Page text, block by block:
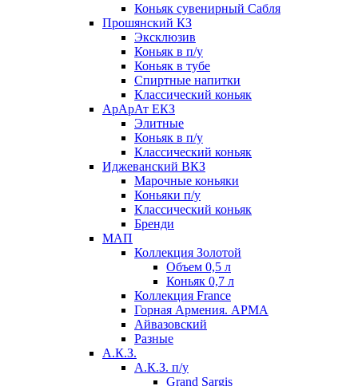
Коньяк сувенирный Сабля
Прошянский КЗ
Эксклюзив
Коньяк в п/у
Коньяк в тубе
Спиртные напитки
Классический коньяк
АрАрАт ЕКЗ
Элитные
Коньяк в п/у
Классический коньяк
Иджеванский ВКЗ
Марочные коньяки
Коньяки п/у
Классический коньяк
Бренди
МАП
Коллекция Золотой
Объем 0,5 л
Коньяк 0,7 л
Коллекция France
Горная Армения. АРМА
Айвазовский
Разные
А.К.З.
А.К.З. п/у
Grand Sargis